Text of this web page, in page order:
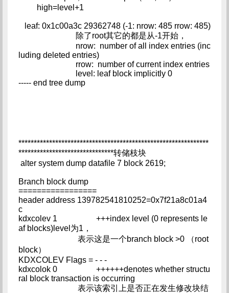
high=level+1
leaf: 0x1c00a3c 29362748 (-1: nrow: 485 rrow: 485)
除了root其它的都是从-1开始，
nrow: number of all index entries (inc
luding deleted entries)
rrow: number of current index entries
level: leaf block implicitly 0
----- end tree dump
**************************************************************
*******************************转储枝块
alter system dump datafile 7 block 2619;
Branch block dump
=================
header address 139782541810252=0x7f21a8c01a4
c
kdxcolev 1 +++index level (0 represents le
af blocks)level为1，
表示这是一个branch block >0 （root
block）
KDXCOLEV Flags = - - -
kdxcolok 0 ++++++denotes whether structu
ral block transaction is occurring
表示该索引上是否正在发生修改块结